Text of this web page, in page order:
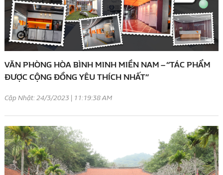
VĂN PHÒNG HÒA BÌNH MINH MIỀN NAM – “TÁC PHẨM
ĐƯỢC CỘNG ĐỒNG YÊU THÍCH NHẤT”
Cập Nhật: 24/3/2023 | 11:19:38 AM